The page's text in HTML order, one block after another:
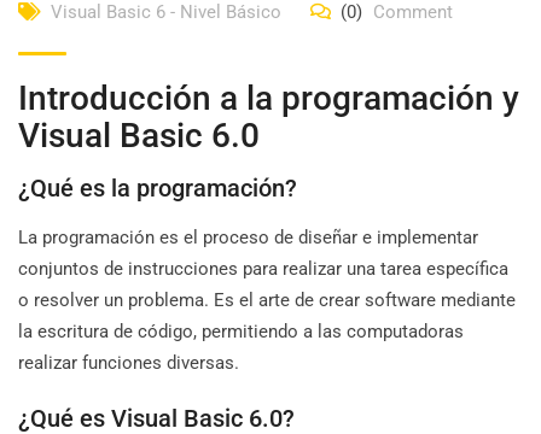
Visual Basic 6 - Nivel Básico
(0) Comment
Introducción a la programación y
Visual Basic 6.0
¿Qué es la programación?
La programación es el proceso de diseñar e implementar
conjuntos de instrucciones para realizar una tarea específica
o resolver un problema. Es el arte de crear software mediante
la escritura de código, permitiendo a las computadoras
realizar funciones diversas.
¿Qué es Visual Basic 6.0?